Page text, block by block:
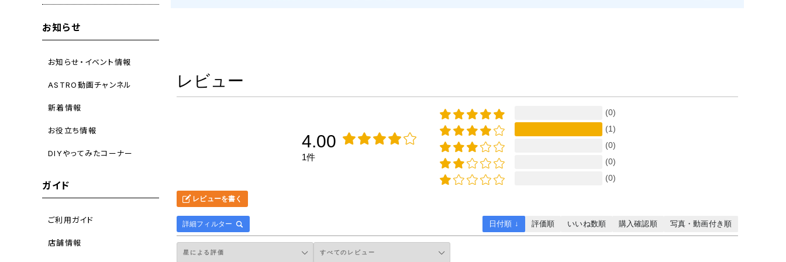
お知らせ
お知らせ・イベント情報
ASTRO動画チャンネル
新着情報
お役立ち情報
DIYやってみたコーナー
ガイド
ご利用ガイド
店舗情報
レビュー
4.00
1件
(0)
(1)
(0)
(0)
(0)
レビューを書く
詳細フィルター 日付順 ↓ 評価順 いいね数順 購入確認順 写真・動画付き順